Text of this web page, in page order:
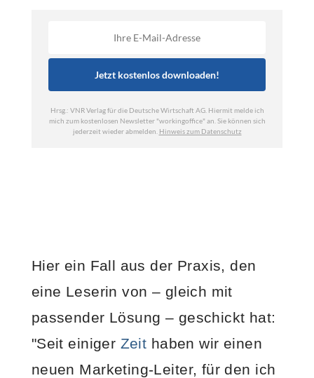
Hier ein Fall aus der Praxis, den
eine Leserin von – gleich mit
passender Lösung – geschickt hat:
"Seit einiger Zeit haben wir einen
neuen Marketing-Leiter, für den ich